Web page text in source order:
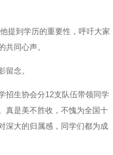
提到学历的重要性，呼吁大家
共同心声。
留念。
招生协会分12支队伍带领同学
真是美不胜收，不愧为全国十
深大的归属感，同学们都为成